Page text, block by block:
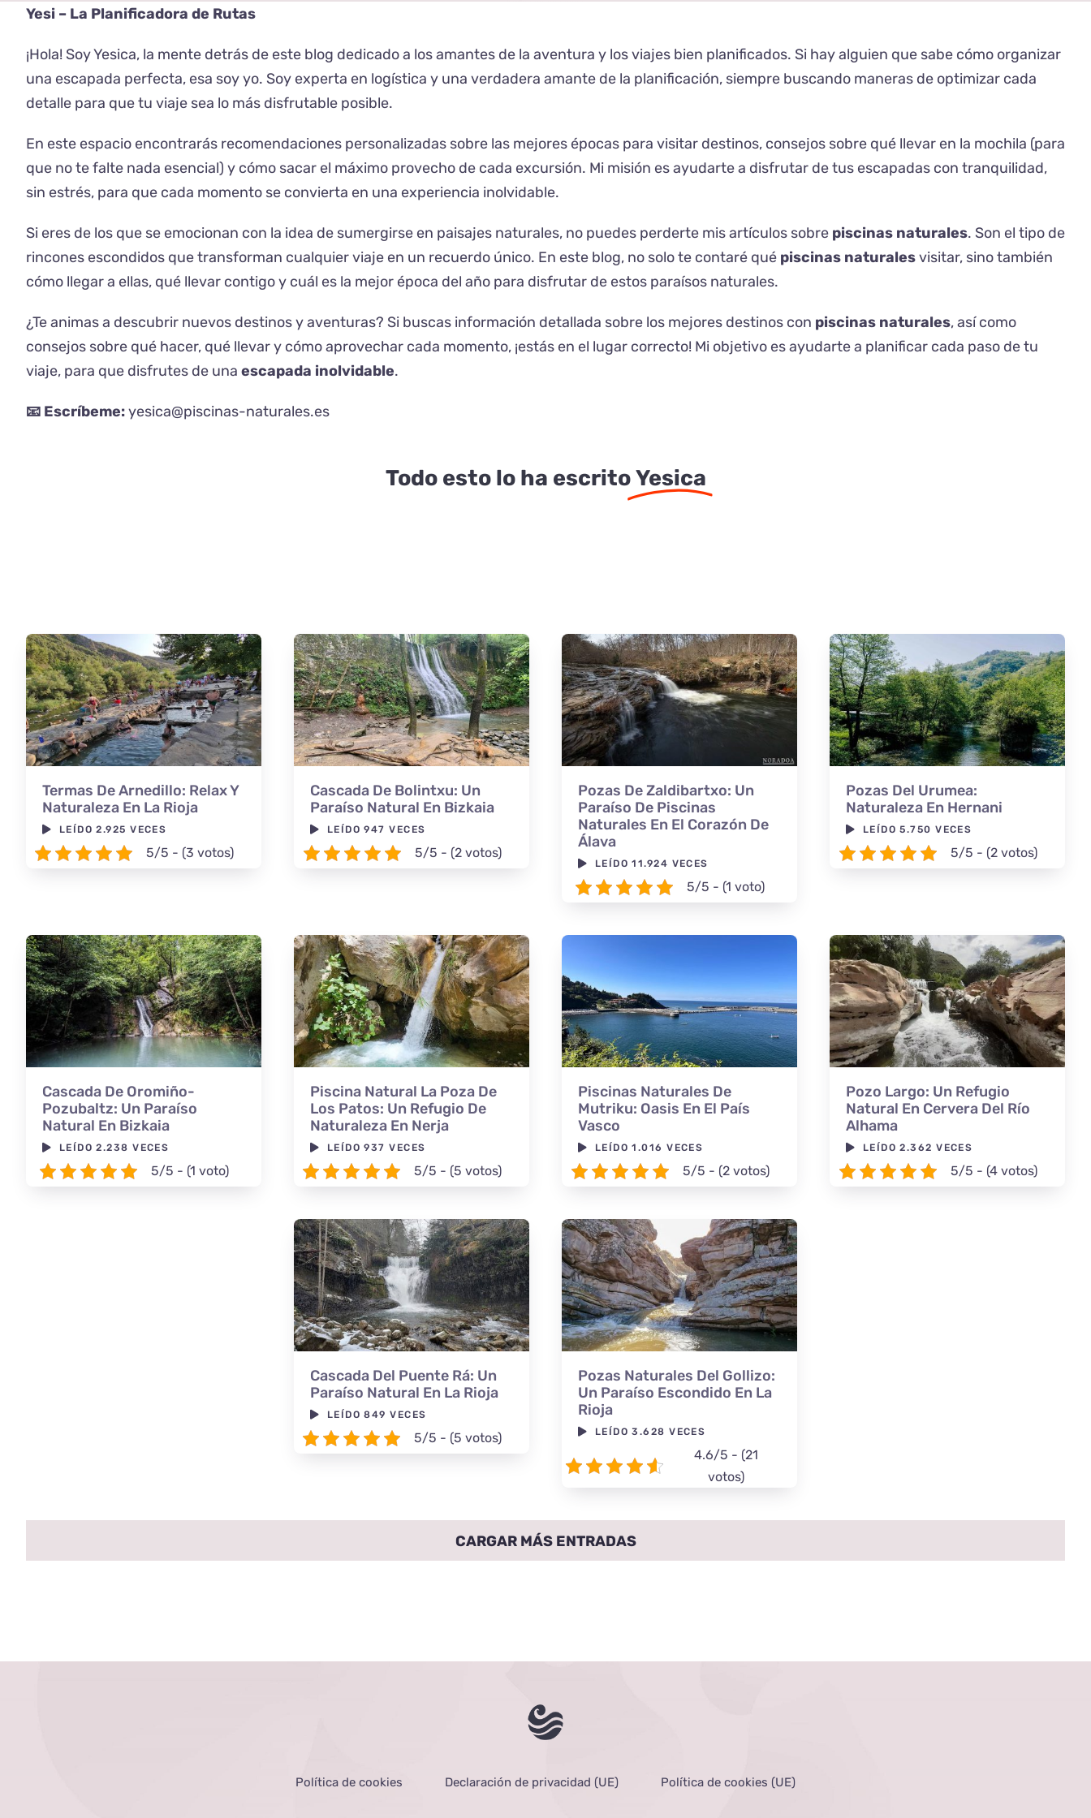
Yesi – La Planificadora de Rutas
¡Hola! Soy Yesica, la mente detrás de este blog dedicado a los amantes de la aventura y los viajes bien planificados. Si hay alguien que sabe cómo organizar
una escapada perfecta, esa soy yo. Soy experta en logística y una verdadera amante de la planificación, siempre buscando maneras de optimizar cada
detalle para que tu viaje sea lo más disfrutable posible.
En este espacio encontrarás recomendaciones personalizadas sobre las mejores épocas para visitar destinos, consejos sobre qué llevar en la mochila (para
que no te falte nada esencial) y cómo sacar el máximo provecho de cada excursión. Mi misión es ayudarte a disfrutar de tus escapadas con tranquilidad,
sin estrés, para que cada momento se convierta en una experiencia inolvidable.
Si eres de los que se emocionan con la idea de sumergirse en paisajes naturales, no puedes perderte mis artículos sobre piscinas naturales. Son el tipo de
rincones escondidos que transforman cualquier viaje en un recuerdo único. En este blog, no solo te contaré qué piscinas naturalesvisitar, sino también
cómo llegar a ellas, qué llevar contigo y cuál es la mejor época del año para disfrutar de estos paraísos naturales.
¿Te animas a descubrir nuevos destinos y aventuras? Si buscas información detallada sobre los mejores destinos con piscinas naturales, así como
consejos sobre qué hacer, qué llevar y cómo aprovechar cada momento, ¡estás en el lugar correcto! Mi objetivo es ayudarte a planificar cada paso de tu
viaje, para que disfrutes de una escapada inolvidable.
📧 Escríbeme:yesica@piscinas-naturales.es
Todo esto lo ha escritoYesica
Termas De Arnedillo: Relax Y
Naturaleza En La Rioja
LEÍDO 2.925 VECES
5/5 - (3 votos)
Cascada De Bolintxu: Un
Paraíso Natural En Bizkaia
LEÍDO 947 VECES
5/5 - (2 votos)
Pozas De Zaldibartxo: Un
Paraíso De Piscinas
Naturales En El Corazón De
Álava
LEÍDO 11.924 VECES
5/5 - (1 voto)
Pozas Del Urumea:
Naturaleza En Hernani
LEÍDO 5.750 VECES
5/5 - (2 votos)
Cascada De Oromiño-
Pozubaltz: Un Paraíso
Natural En Bizkaia
LEÍDO 2.238 VECES
5/5 - (1 voto)
Piscina Natural La Poza De
Los Patos: Un Refugio De
Naturaleza En Nerja
LEÍDO 937 VECES
5/5 - (5 votos)
Piscinas Naturales De
Mutriku: Oasis En El País
Vasco
LEÍDO 1.016 VECES
5/5 - (2 votos)
Pozo Largo: Un Refugio
Natural En Cervera Del Río
Alhama
LEÍDO 2.362 VECES
5/5 - (4 votos)
Cascada Del Puente Rá: Un
Paraíso Natural En La Rioja
LEÍDO 849 VECES
5/5 - (5 votos)
Pozas Naturales Del Gollizo:
Un Paraíso Escondido En La
Rioja
LEÍDO 3.628 VECES
4.6/5 - (21
votos)
CARGAR MÁS ENTRADAS
Política de cookies Declaración de privacidad (UE) Política de cookies (UE)